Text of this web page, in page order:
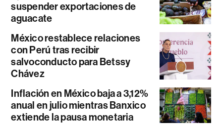
suspender exportaciones de
aguacate
México restablece relaciones
con Perú tras recibir
salvoconducto para Betssy
Chávez
Inflación en México baja a 3,12%
anual en julio mientras Banxico
extiende la pausa monetaria